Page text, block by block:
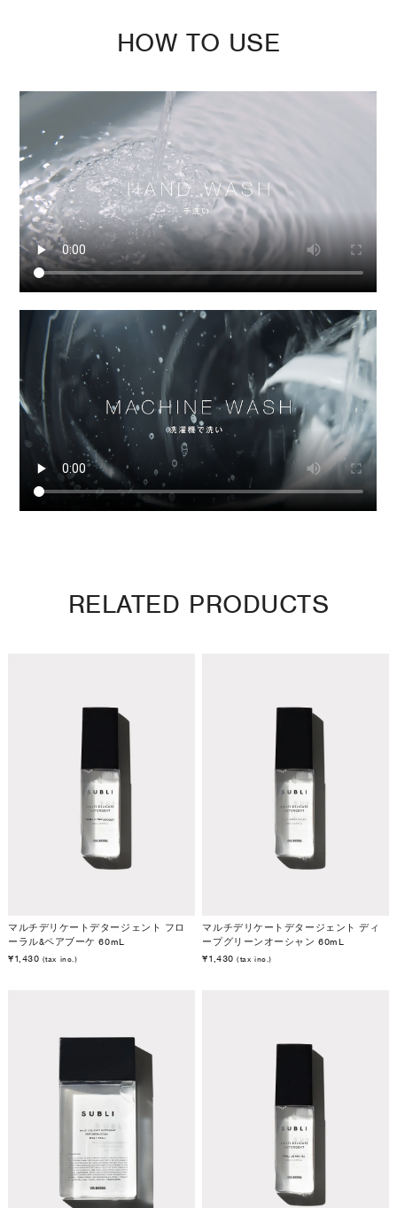
HOW TO USE
RELATED PRODUCTS
マルチデリケートデタージェント フロ
ーラル&ペアブーケ 60mL
¥1,430 (tax inc.)
マルチデリケートデタージェント ディ
ープグリーンオーシャン 60mL
¥1,430 (tax inc.)